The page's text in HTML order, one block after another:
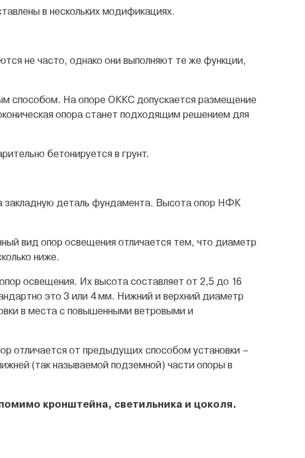
в нескольких модификациях.
не часто, однако они выполняют те же функции,
способом. На опоре ОККС допускается размещение
опора станет подходящим решением для
бетонируется в грунт.
закладную деталь фундамента. Высота опор НФК
вид опор освещения отличается тем, что диаметр
ниже.
освещения. Их высота составляет от 2,5 до 16
это 3 или 4 мм. Нижний и верхний диаметр
в места с повышенными ветровыми и
отличается от предыдущих способом установки –
(так называемой подземной) части опоры в
кронштейна, светильника и цоколя.